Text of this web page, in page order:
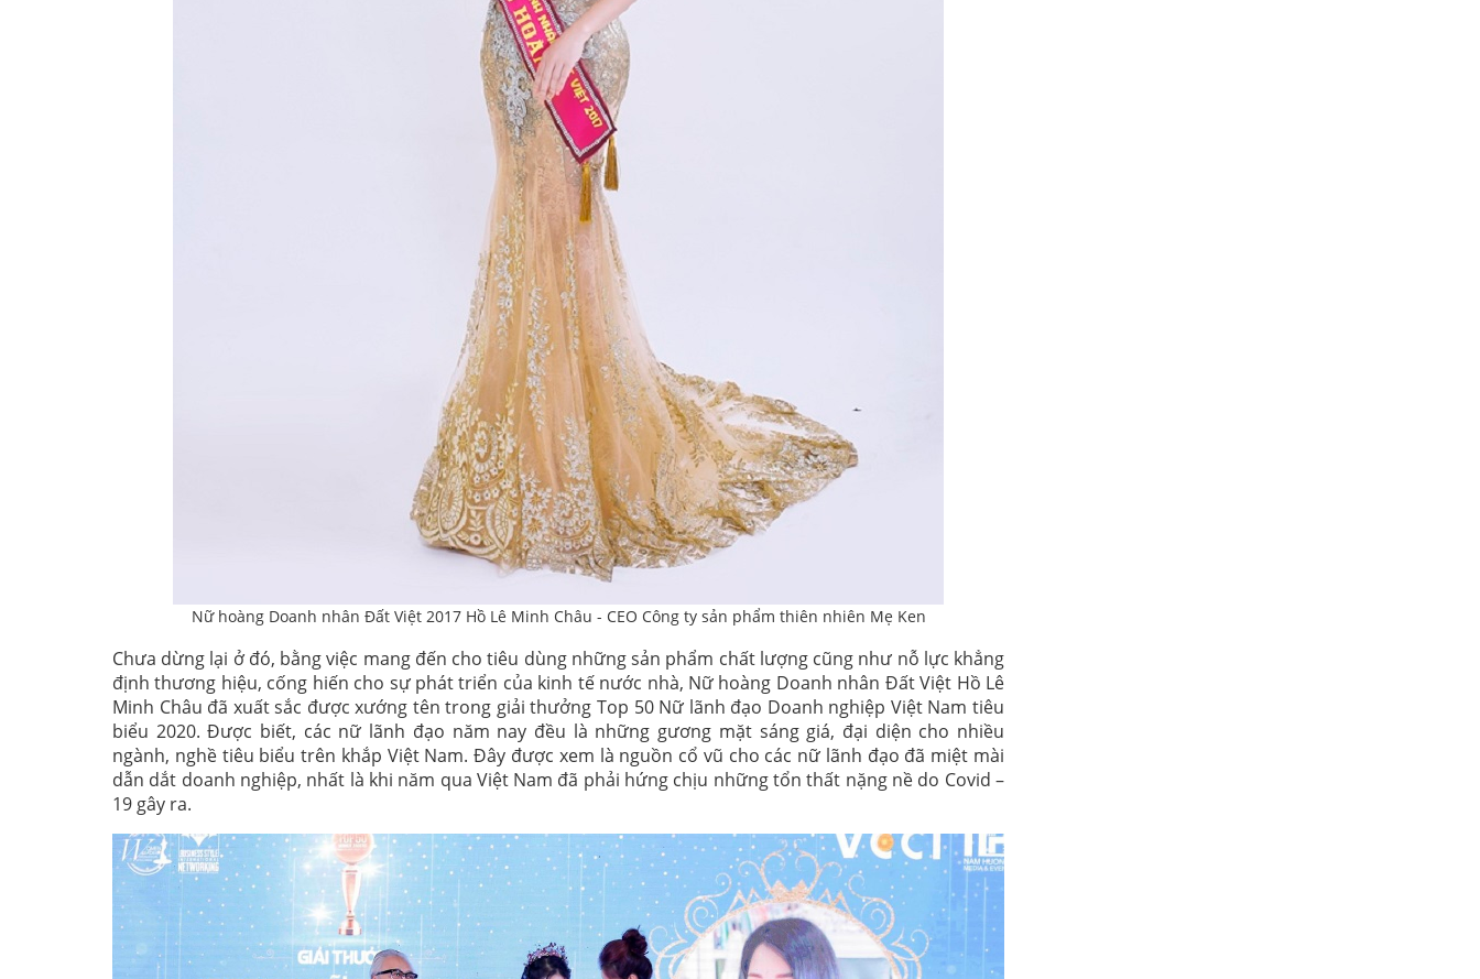
Nữ hoàng Doanh nhân Đất Việt 2017 Hồ Lê Minh Châu - CEO Công ty sản phẩm thiên nhiên Mẹ Ken
Chưa dừng lại ở đó, bằng việc mang đến cho tiêu dùng những sản phẩm chất lượng cũng như nỗ lực khẳng
định thương hiệu, cống hiến cho sự phát triển của kinh tế nước nhà, Nữ hoàng Doanh nhân Đất Việt Hồ Lê
Minh Châu đã xuất sắc được xướng tên trong giải thưởng Top 50 Nữ lãnh đạo Doanh nghiệp Việt Nam tiêu
biểu 2020. Được biết, các nữ lãnh đạo năm nay đều là những gương mặt sáng giá, đại diện cho nhiều
ngành, nghề tiêu biểu trên khắp Việt Nam. Đây được xem là nguồn cổ vũ cho các nữ lãnh đạo đã miệt mài
dẫn dắt doanh nghiệp, nhất là khi năm qua Việt Nam đã phải hứng chịu những tổn thất nặng nề do Covid –
19 gây ra.